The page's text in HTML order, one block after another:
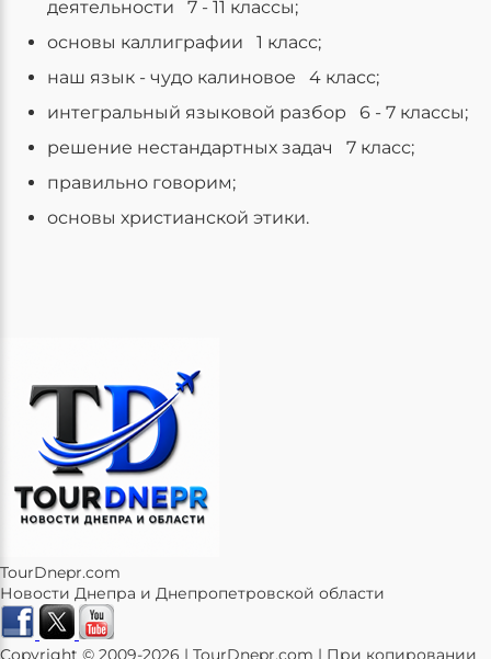
деятельности 7 - 11 классы;
основы каллиграфии 1 класс;
наш язык - чудо калиновое 4 класс;
интегральный языковой разбор 6 - 7 классы;
решение нестандартных задач 7 класс;
правильно говорим;
основы христианской этики.
TourDnepr.com
Новости Днепра и Днепропетровской области
Copyright © 2009-2026 | TourDnepr.com | При копировании